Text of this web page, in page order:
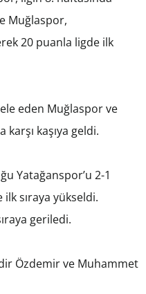
Muğlaspor,
20 puanla ligde ilk
eden Muğlaspor ve
kaşıya geldi.
Yatağanspor’u 2-1
sıraya yükseldi.
geriledi.
Özdemir ve Muhammet